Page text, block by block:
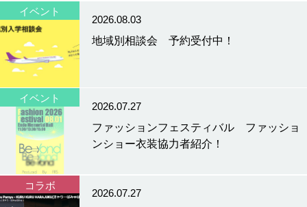
イベント
2026.08.03
地域別相談会 予約受付中！
イベント
2026.07.27
ファッションフェスティバル ファッショ
ンショー衣装協力者紹介！
コラボ
2026.07.27